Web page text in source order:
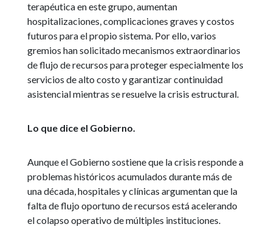
terapéutica en este grupo, aumentan
hospitalizaciones, complicaciones graves y costos
futuros para el propio sistema. Por ello, varios
gremios han solicitado mecanismos extraordinarios
de flujo de recursos para proteger especialmente los
servicios de alto costo y garantizar continuidad
asistencial mientras se resuelve la crisis estructural.
Lo que dice el Gobierno.
Aunque el Gobierno sostiene que la crisis responde a
problemas históricos acumulados durante más de
una década, hospitales y clínicas argumentan que la
falta de flujo oportuno de recursos está acelerando
el colapso operativo de múltiples instituciones.